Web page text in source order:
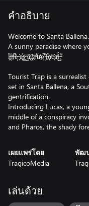
คำอธิบาย
Welcome to Santa
A sunny paradise where
l̴͖̈ḭ̴̈́f̶̣̚ë̵͎ ̶͙̇a̴͍̓s̴̳͑ ̴̺̈ȁ̸̢ ̸̡̆t̷̗͑ṛ̵͌ư̷̤e̸̩̚ ̵̡̓l̶̠͒ǫ̸̍c̵̞̎a̸̹͑l̶̺̂.̴͌ͅ
Tourist Trap is a
set in Santa Ballena, a
gentrification.
Introducing Lucas, a
middle of a conspiracy
and Pharos, the shady
เผยแพร่โดย
TragicoMedia
พัฒ
เล่นด้วย